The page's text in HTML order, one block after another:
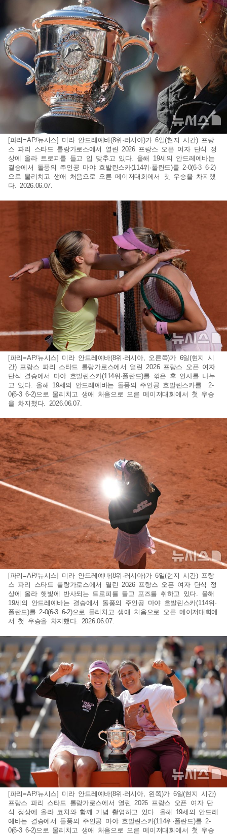
[파리=AP/뉴시스] 미라 안드레예바(8위·러시아)가 6일(현지 시간) 프랑
스 파리 스타드 롤랑가로스에서 열린 2026 프랑스 오픈 여자 단식 정
상에 올라 트로피를 들고 입 맞추고 있다. 올해 19세의 안드레예바는
결승에서 돌풍의 주인공 마야 흐발린스카(114위·폴란드)를 2-0(6-3 6-2)
으로 물리치고 생애 처음으로 오른 메이저대회에서 첫 우승을 차지했
다. 2026.06.07.
[파리=AP/뉴시스] 미라 안드레예바(8위·러시아, 오른쪽)가 6일(현지 시
간) 프랑스 파리 스타드 롤랑가로스에서 열린 2026 프랑스 오픈 여자
단식 결승에서 마야 흐발린스카(114위·폴란드)를 꺾은 후 인사를 나누
고 있다. 올해 19세의 안드레예바는 돌풍의 주인공 흐발린스카를 2-
0(6-3 6-2)으로 물리치고 생애 처음으로 오른 메이저대회에서 첫 우승
을 차지했다. 2026.06.07.
[파리=AP/뉴시스] 미라 안드레예바(8위·러시아)가 6일(현지 시간) 프랑
스 파리 스타드 롤랑가로스에서 열린 2026 프랑스 오픈 여자 단식 정
상에 올라 햇빛에 반사되는 트로피를 들고 포즈를 취하고 있다. 올해
19세의 안드레예바는 결승에서 돌풍의 주인공 마야 흐발린스카(114위·
폴란드)를 2-0(6-3 6-2)으로 물리치고 생애 처음으로 오른 메이저대회에
서 첫 우승을 차지했다. 2026.06.07.
[파리=AP/뉴시스] 미라 안드레예바(8위·러시아, 왼쪽)가 6일(현지 시간)
프랑스 파리 스타드 롤랑가로스에서 열린 2026 프랑스 오픈 여자 단
식 정상에 올라 코치와 함께 기념 촬영하고 있다. 올해 19세의 안드레
예바는 결승에서 돌풍의 주인공 마야 흐발린스카(114위·폴란드)를 2-
0(6-3 6-2)으로 물리치고 생애 처음으로 오른 메이저대회에서 첫 우승